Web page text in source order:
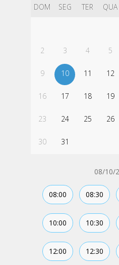
DOM SEG TER QUA
2 3 4 5
9 10 11 12
16 17 18 19
23 24 25 26
30 31
08/10/
08:00 08:30
10:00 10:30
12:00 12:30